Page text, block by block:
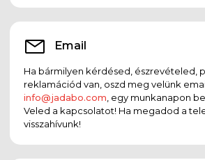
Email
Ha bármilyen kérdésed, észrevételed,
reklamációd van, oszd meg velünk
info@jadabo.com , egy munkanapon
Veled a kapcsolatot! Ha megadod a
visszahívunk!